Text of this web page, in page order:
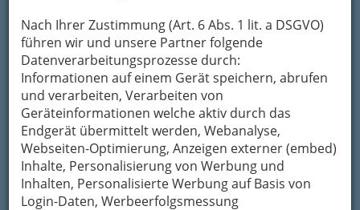
Nach Ihrer Zustimmung (Art. 6 Abs. 1 lit. a DSGVO)
führen wir und unsere Partner folgende
Datenverarbeitungsprozesse durch:
Informationen auf einem Gerät speichern, abrufen
und verarbeiten, Verarbeiten von
Geräteinformationen welche aktiv durch das
Endgerät übermittelt werden, Webanalyse,
Webseiten-Optimierung, Anzeigen externer (embed)
Inhalte, Personalisierung von Werbung und
Inhalten, Personalisierte Werbung auf Basis von
Login-Daten, Werbeerfolgsmessung
Kammer der Wirtschaftstreuhänder (KWT) an.
Wer allerdings die Voraussetzungen für
denBilanzbuchhalter nach BibuG
nachweisen konnte, musste aus der KWT
ausscheiden und wurde mit 1. 4. 2008 der
Wirtschaftskammer (WKO) zugeordnet.
Kernkompetenz selbst ausüben und
Verwaltung outsourcen.
Während derBilanzbuchhalter bzw. die